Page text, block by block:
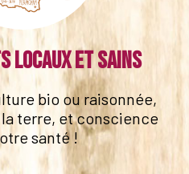
locaux et sains
bio ou raisonnée,
terre, et conscience
santé !